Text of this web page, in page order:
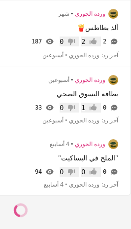
ورده الجوري • شهر
آلذ بطاطس🍟
2 إعجاب2 عدم إعجاب
0
187
آخر رد: ورده الجوري • أسبوعين
ورده الجوري • أسبوعين
بطاقة التسوق الصحي
0 إعجاب1 عدم إعجاب
0
33
آخر رد: ورده الجوري • أسبوعين
ورده الجوري • 4 أسابيع
"الملح في البساكيت"
0 إعجاب0 عدم إعجاب
0
94
آخر رد: ورده الجوري • 4 أسابيع